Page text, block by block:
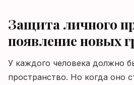
Защита личного
появление новых
У каждого человека должно
пространство. Но когда оно